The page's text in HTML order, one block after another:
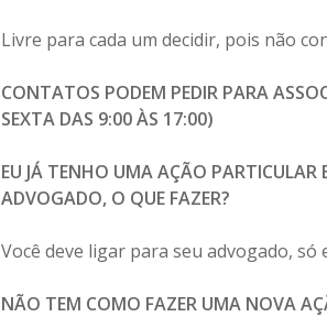
Livre para cada um decidir, pois não
CONTATOS PODEM PEDIR PARA
SEXTA DAS 9:00 ÀS 17:00)
EU JÁ TENHO UMA AÇÃO
ADVOGADO, O QUE FAZER?
Você deve ligar para seu advogado,
NÃO TEM COMO FAZER UMA NOVA